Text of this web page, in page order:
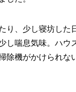
り、少し寝坊した
し喘息気味。ハ
除機がかけられな